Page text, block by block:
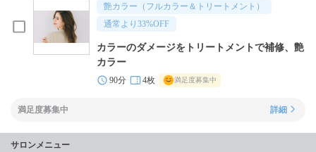
艶カラー（フルカラー＆トリートメント）
通常より 33%OFF
カラーのダメージをトリートメントで補修、艶
カラー
90分 4枚 満足度募集中
満足度募集中 詳細
サロンメニュー